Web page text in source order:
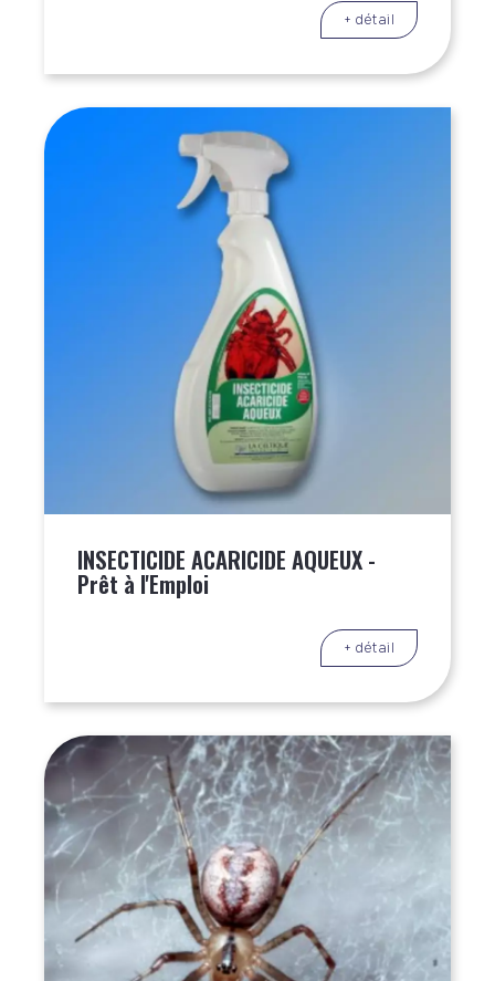
+ détail
INSECTICIDE ACARICIDE AQUEUX -
Prêt à l'Emploi
+ détail